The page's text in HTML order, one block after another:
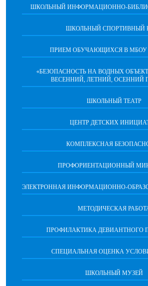
ШКОЛЬНЫЙ ИНФОРМАЦИОННО-
ШКОЛЬНЫЙ СПОРТИВНЫЙ
ПРИЕМ ОБУЧАЮЩИХСЯ В
«БЕЗОПАСНОСТЬ НА ВОДНЫХ
ВЕСЕННИЙ, ЛЕТНИЙ, ОСЕННИЙ
ШКОЛЬНЫЙ ТЕАТР
ЦЕНТР ДЕТСКИХ
КОМПЛЕКСНАЯ
ПРОФОРИЕНТАЦИОННЫЙ
ЭЛЕКТРОННАЯ ИНФОРМАЦИОННО-
МЕТОДИЧЕСКАЯ
ПРОФИЛАКТИКА ДЕВИАНТНОГО
СПЕЦИАЛЬНАЯ ОЦЕНКА
ШКОЛЬНЫЙ МУЗЕЙ